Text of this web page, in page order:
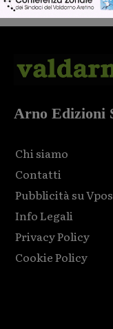
Arno Edizioni
Chi siamo
Contatti
Pubblicità su
Info Legali
Privacy Policy
Cookie Policy